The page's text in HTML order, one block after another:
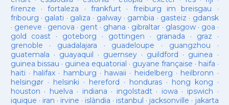
firenze ·fortaleza · frankfurt· freiburg im breisgau ·
fribourg · galati · galiza · galway· gambia · gasteiz · gdansk
· geneve · genova · gent· ghana · gibraltar· glasgow· goa ·
gold coast · goteborg · gottingen · granada · graz ·
grenoble · guadalajara · guadeloupe · guangzhou ·
guatemala · guayaquil · guernsey· guildford · guinea ·
guinea bissau · guinea equatorial · guyane française · haifa ·
haiti · halifax · hamburg · hawaii · heidelberg · heilbronn ·
helsingør· helsinki · hereford · honduras· hong kong ·
houston · huelva · indiana · ingolstadt· iowa · ipswich ·
iquique · iran · irvine · islàndia · istanbul · jacksonville · jakarta